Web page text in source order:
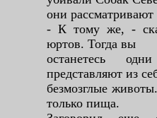
они рассматривают
- К тому же, -
юртов. Тогда вы
останетесь
представляют из
безмозглые
только пища.